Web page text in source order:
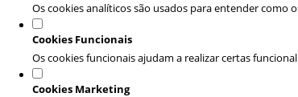
Os cookies analíticos são usados para entender como
Cookies Funcionais
Os cookies funcionais ajudam a realizar certas
Cookies Marketing